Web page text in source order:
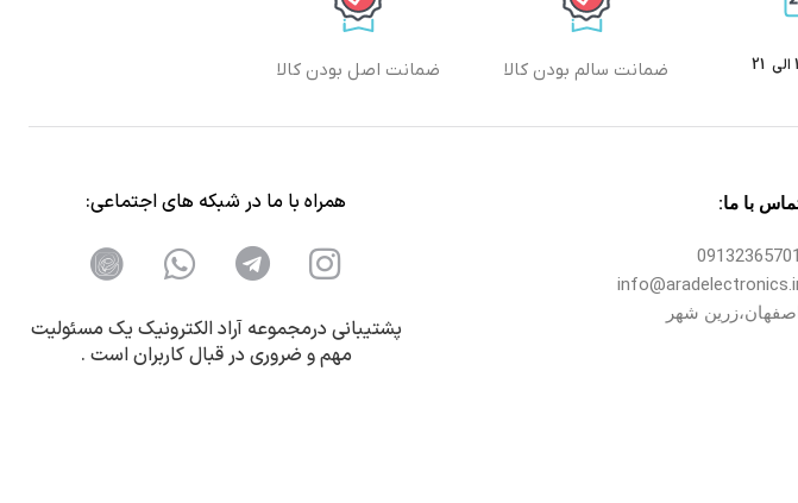
ضمانت سالم بودن کالا ضمانت اصل بودن کالا
با ما:
09132365701
شهر
همراه با ما در شبکه های اجتماعی:
پشتیبانی درمجموعه آراد الکترونیک یک مسئولیت
مهم و ضروری در قبال کاربران است .